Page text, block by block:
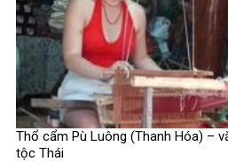
Thổ cẩm Pù Luông (Thanh Hóa) –
tộc Thái